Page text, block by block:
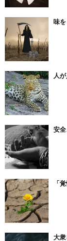
味
人
安
「
大